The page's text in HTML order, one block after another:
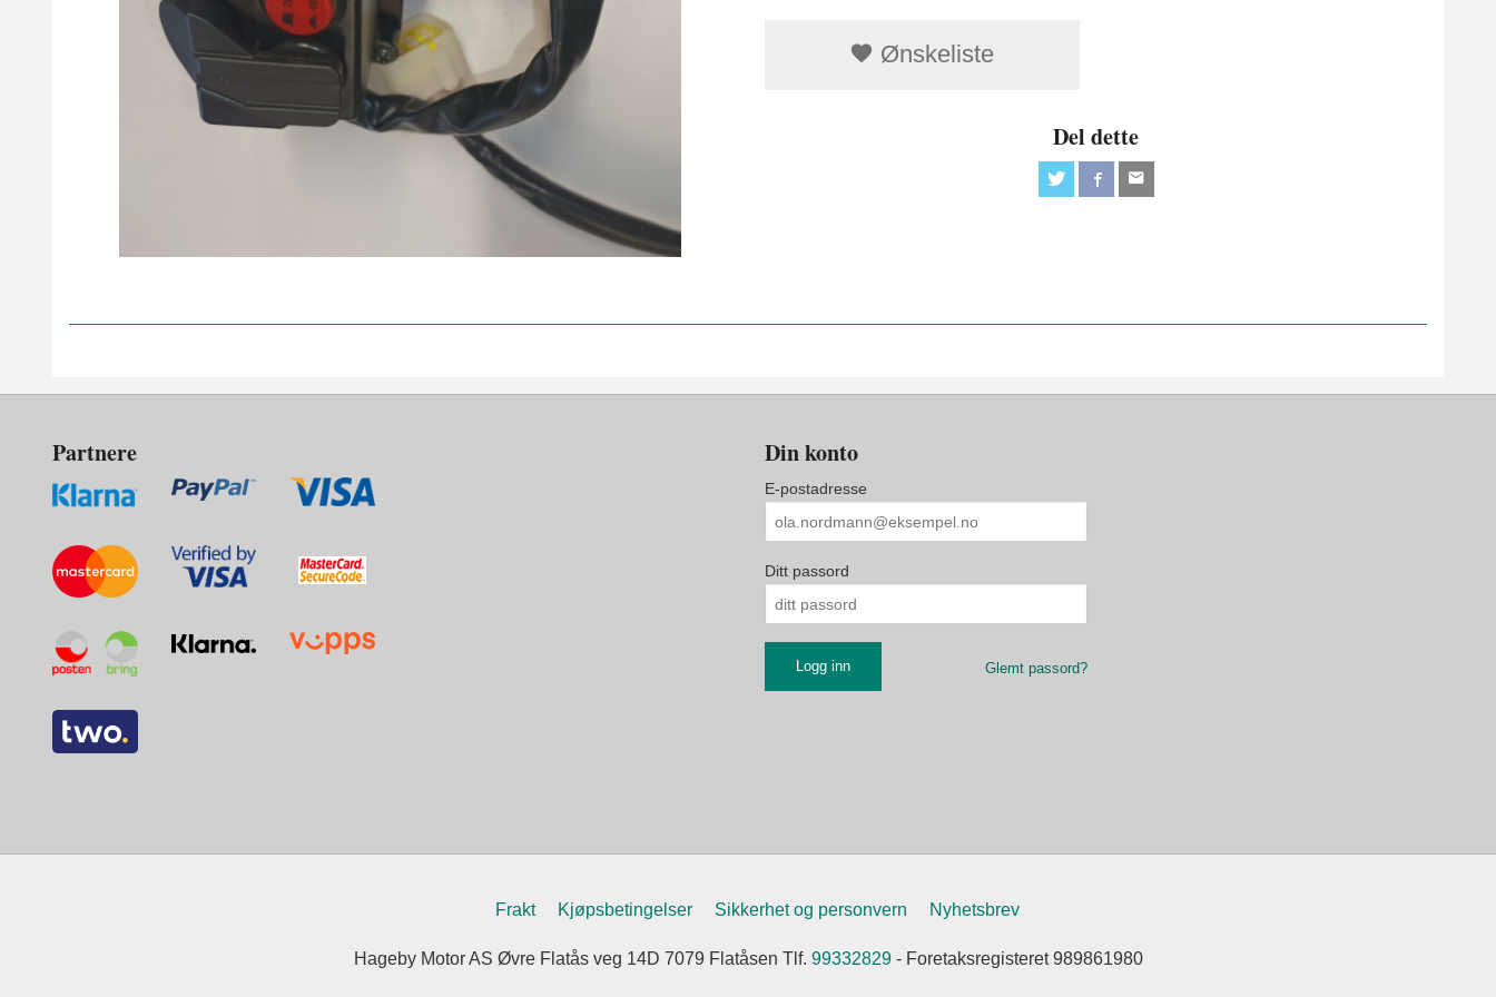
Ønskeliste
Del dette
Partnere Din konto
E-postadresse
Ditt passord
Glemt passord?
Frakt Kjøpsbetingelser Sikkerhet og personvern Nyhetsbrev
Hageby Motor AS Øvre Flatås veg 14D 7079 Flatåsen Tlf. 99332829- Foretaksregisteret 989861980